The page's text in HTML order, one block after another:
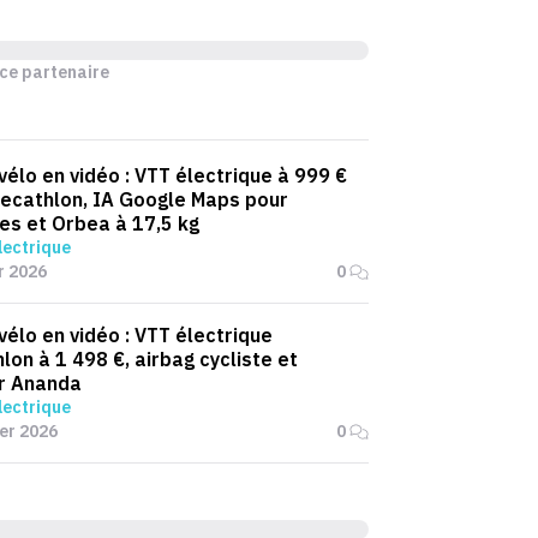
partenaire
en vidéo : VTT électrique à 999 €
IA Google Maps pour
et Orbea à 17,5 kg
2026
0
en vidéo : VTT électrique
à 1 498 €, airbag cycliste et
Ananda
2026
0